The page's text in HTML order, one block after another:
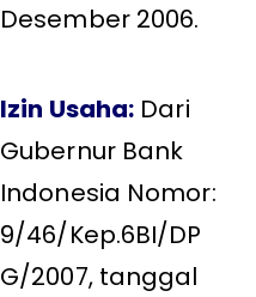
Desember 2006.
Izin Usaha: Dari
Gubernur Bank
Indonesia Nomor:
9/46/Kep.6BI/DP
G/2007, tanggal